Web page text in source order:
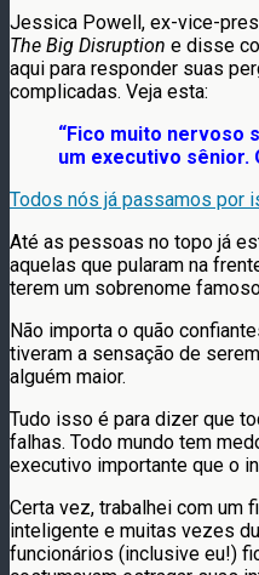
Jessica Powell, ex-vice-
The Big Disruption e disse
aqui para responder suas
complicadas. Veja esta:
“Fico muito nervoso
um executivo sênior.
Todos nós já passamos por
Até as pessoas no topo já
aquelas que pularam na
terem um sobrenome
Não importa o quão
tiveram a sensação de
alguém maior.
Tudo isso é para dizer que
falhas. Todo mundo tem
executivo importante que o
Certa vez, trabalhei com um
inteligente e muitas vezes
funcionários (inclusive eu!)